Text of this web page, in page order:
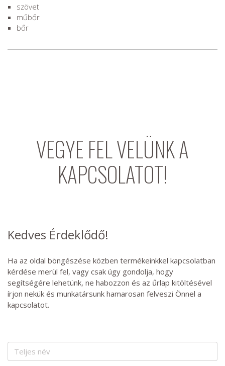
szövet
műbőr
bőr
VEGYE FEL VELÜNK A
KAPCSOLATOT!
Kedves Érdeklődő!
Ha az oldal böngészése közben termékeinkkel kapcsolatban
kérdése merül fel, vagy csak úgy gondolja, hogy
segítségére lehetünk, ne habozzon és az űrlap kitöltésével
írjon nekük és munkatársunk hamarosan felveszi Önnel a
kapcsolatot.